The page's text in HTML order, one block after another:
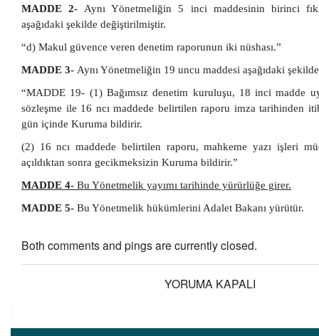
MADDE 2- Aynı Yönetmeliğin 5 inci maddesinin birinci
aşağıdaki şekilde değiştirilmiştir.
“d) Makul güvence veren denetim raporunun iki nüshası.”
MADDE 3- Aynı Yönetmeliğin 19 uncu maddesi aşağıdaki
“MADDE 19- (1) Bağımsız denetim kuruluşu, 18 inci madde
sözleşme ile 16 ncı maddede belirtilen raporu imza tarihinden
gün içinde Kuruma bildirir.
(2) 16 ncı maddede belirtilen raporu, mahkeme yazı işleri
açıldıktan sonra gecikmeksizin Kuruma bildirir.”
MADDE 4- Bu Yönetmelik yayımı tarihinde yürürlüğe girer.
MADDE 5- Bu Yönetmelik hükümlerini Adalet Bakanı yürütür.
Both comments and pings are currently closed.
YORUMA KAPALI